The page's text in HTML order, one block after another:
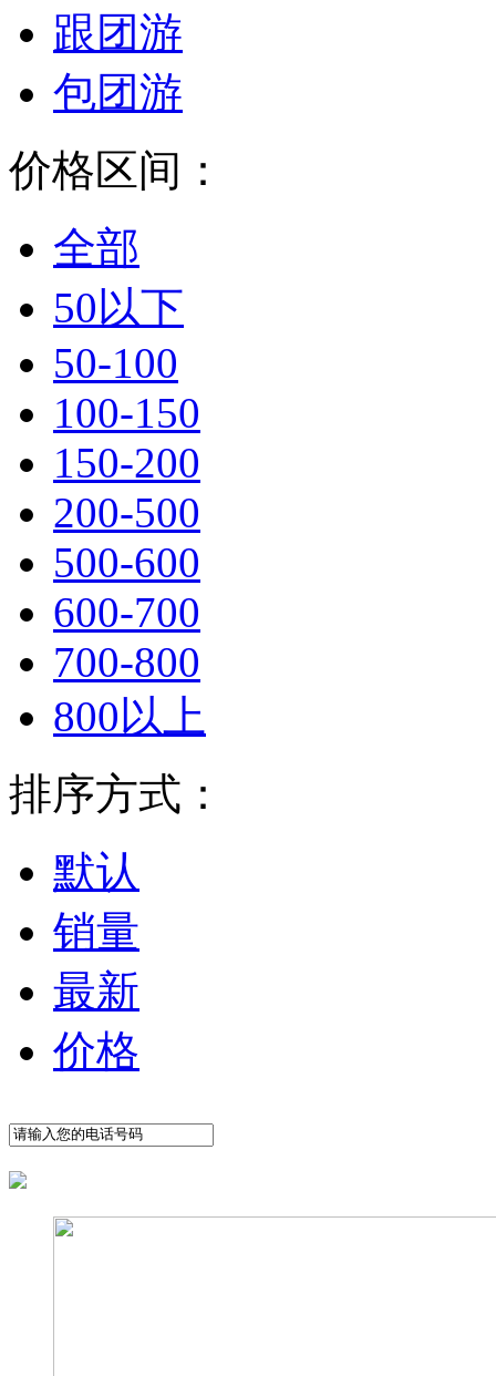
跟团游
包团游
价格区间：
全部
50以下
50-100
100-150
150-200
200-500
500-600
600-700
700-800
800以上
排序方式：
默认
销量
最新
价格